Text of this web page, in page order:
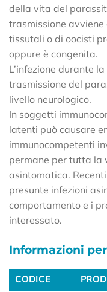
della vita del
trasmissione
tissutali o di oocisti
oppure è congenita.
L’infezione durante
trasmissione del
livello neurologico.
In soggetti
latenti può causare
immunocompetenti
permane per tutta la
asintomatica.
presunte infezioni
comportamento e i
interessato.
Informazioni
CODICE